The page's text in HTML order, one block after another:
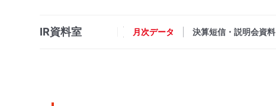
IR資料室 月次データ 決算短信・説明会資料